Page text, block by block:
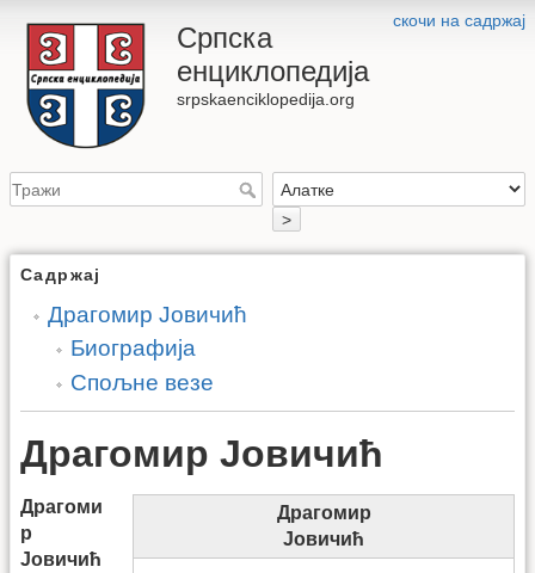
скочи на садржај
Српска
енциклопедија
srpskaenciklopedija.org
>
Садржај
Драгомир Јовичић
Биографија
Спољне везе
Драгомир Јовичић
Драгомир
Јовичић
Драгоми
р
Јовичић